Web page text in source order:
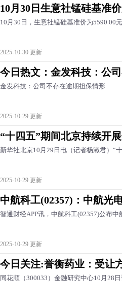
10月30日生意社锰硅基准
10月30日，生意社锰硅基准价为5590 00
2025-10-30 更新
今日热文：金发科技：公
金发科技：公司不存在逾期担保情形
2025-10-29 更新
“十四五”期间北京持续开
新华社北京10月29日电（记者杨淑君）“
2025-10-29 更新
中航科工(02357)：中航光
智通财经APP讯，中航科工(02357)公布
2025-10-29 更新
今日关注:誉衡药业：受让
同花顺（300033）金融研究中心10月28